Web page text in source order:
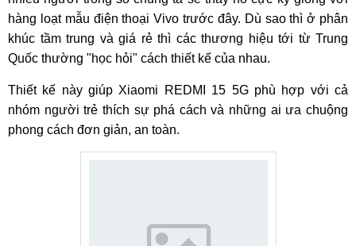
hàng loạt mẫu điện thoại Vivo trước đây. Dù sao thì ở phân
khúc tầm trung và giá rẻ thì các thương hiệu tới từ Trung
Quốc thường "học hỏi" cách thiết kế của nhau.
Thiết kế này giúp Xiaomi REDMI 15 5G phù hợp với cả
nhóm người trẻ thích sự phá cách và những ai ưa chuộng
phong cách đơn giản, an toàn.